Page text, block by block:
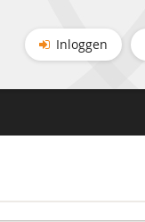
Inloggen